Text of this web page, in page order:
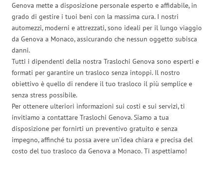
Genova mette a disposizione personale esperto e affidabile, in
grado di gestire i tuoi beni con la massima cura. I nostri
automezzi, moderni e attrezzati, sono ideali per il lungo viaggio
da Genova a Monaco, assicurando che nessun oggetto subisca
danni.
Tutti i dipendenti della nostra Traslochi Genova sono esperti e
formati per garantire un trasloco senza intoppi. Il nostro
obiettivo è quello di rendere il tuo trasloco il più semplice e
senza stress possibile.
Per ottenere ulteriori informazioni sui costi e sui servizi, ti
invitiamo a contattare Traslochi Genova. Siamo a tua
disposizione per fornirti un preventivo gratuito e senza
impegno, affinché tu possa avere un’idea chiara e precisa del
costo del tuo trasloco da Genova a Monaco. Ti aspettiamo!